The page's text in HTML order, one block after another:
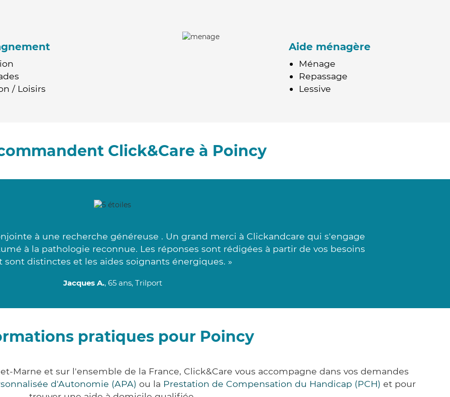
/ Loisirs
Aide ménagère
Ménage
Repassage
Lessive
Click&Care à Poincy
à une recherche généreuse . Un grand merci à Clickandcare qui s'engage
à la pathologie reconnue. Les réponses sont rédigées à partir de vos besoins
sont distinctes et les aides soignants énergiques. »
Jacques A., 65 ans, Trilport
pratiques pour Poincy
Marne et sur l'ensemble de la France, Click&Care vous accompagne dans vos demandes
d'Autonomie (APA) ou la Prestation de Compensation du Handicap (PCH) et pour